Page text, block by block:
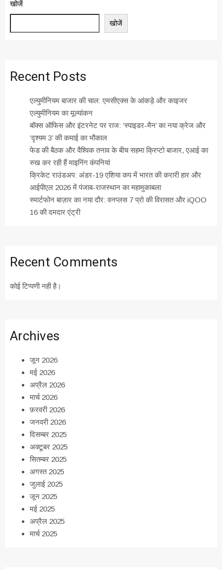
खोजें
खोजें
Recent Posts
एल्युमीनियम बाजार की चाल: एमसीएक्स के आंकड़े और काइजर
एल्युमीनियम का मूल्यांकन
बॉक्स ऑफिस और इंटरनेट पर राज: ‘स्पाइडर-मैन’ का नया क्रेज और
‘दृश्यम 3’ की कमाई का भौकाल
फेड की बैठक और वैश्विक तनाव के बीच सहमा क्रिप्टो बाजार, एआई का
रुख कर रही हैं माइनिंग कंपनियां
क्रिकेट राउंडअप: अंडर-19 एशिया कप में भारत की करारी हार और
आईपीएल 2026 में पंजाब-राजस्थान का महामुकाबला
स्मार्टफोन बाज़ार का नया दौर: वनप्लस 7 प्रो की विरासत और iQOO
16 की दमदार एंट्री
Recent Comments
कोई टिप्पणी नही है।
Archives
जून 2026
मई 2026
अप्रैल 2026
मार्च 2026
फ़रवरी 2026
जनवरी 2026
दिसम्बर 2025
अक्टूबर 2025
सितम्बर 2025
अगस्त 2025
जुलाई 2025
जून 2025
मई 2025
अप्रैल 2025
मार्च 2025